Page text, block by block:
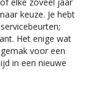
keuze. Je hebt
Het enige wat
voor een
in een nieuwe